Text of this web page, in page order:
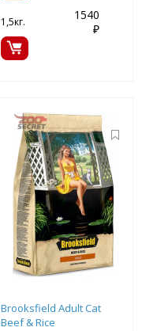
1,5кг.
1540
₽
Brooksfield Adult Cat
Beef & Rice